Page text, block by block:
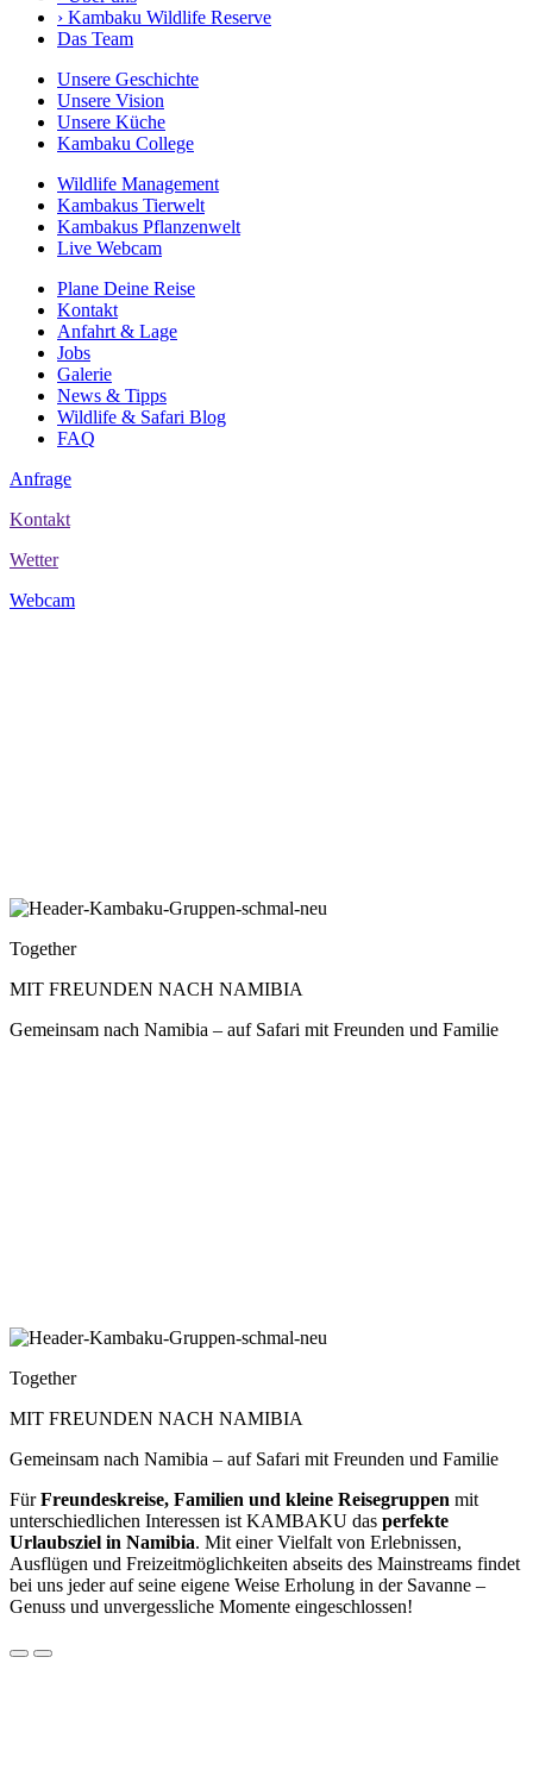
› Kambaku Wildlife Reserve
Das Team
Unsere Geschichte
Unsere Vision
Unsere Küche
Kambaku College
Wildlife Management
Kambakus Tierwelt
Kambakus Pflanzenwelt
Live Webcam
Plane Deine Reise
Kontakt
Anfahrt & Lage
Jobs
Galerie
News & Tipps
Wildlife & Safari Blog
FAQ
Anfrage
Kontakt
Wetter
Webcam
Together
MIT FREUNDEN NACH NAMIBIA
Gemeinsam nach Namibia – auf Safari mit Freunden und Familie
Together
MIT FREUNDEN NACH NAMIBIA
Gemeinsam nach Namibia – auf Safari mit Freunden und Familie
FürFreundeskreise, Familien und kleine Reisegruppen mit
unterschiedlichen Interessen ist KAMBAKU das perfekte
Urlaubsziel in Namibia. Mit einer Vielfalt von Erlebnissen,
Ausflügen und Freizeitmöglichkeiten abseits des Mainstreams findet
bei uns jeder auf seine eigene Weise Erholung in der Savanne –
Genuss und unvergessliche Momente eingeschlossen!